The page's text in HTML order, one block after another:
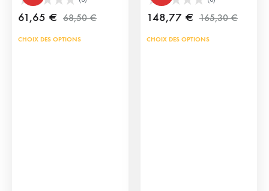
61,65 € 68,50€
CHOIX DES OPTIONS
148,77 € 165,30€
CHOIX DES OPTIONS